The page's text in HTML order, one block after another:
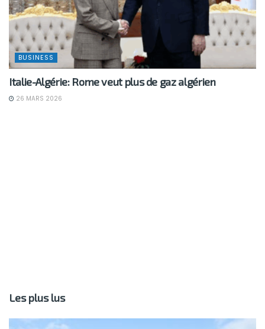
BUSINESS
Italie-Algérie: Rome veut plus de gaz algérien
26 MARS 2026
Les plus lus